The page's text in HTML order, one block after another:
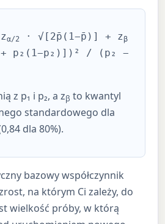
α/2 · √[2p̄(1−p̄)] + z β
+ p₂(1−p₂)])² / (p₂ −
z p₁ i p₂, a zβ to kwantyl
standardowego dla
dla 80%).
bazowy współczynnik
na którym Ci zależy, do
wielkość próby, w którą